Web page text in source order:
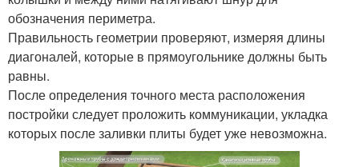
обозначения периметра.
Правильность геометрии проверяют, измеряя длины
диагоналей, которые в прямоугольнике должны быть
равны.
После определения точного места расположения
постройки следует проложить коммуникации, укладка
которых после заливки плиты будет уже невозможна.